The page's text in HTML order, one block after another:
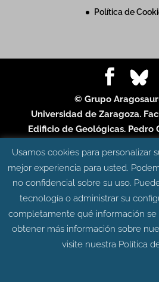
Política de
© Grupo
Universidad de Zaragoza.
Edificio de Geológicas. Pedro
Diseño web:
Usamos cookies para personalizar
mejor experiencia para usted.
no confidencial sobre su uso.
tecnología o administrar su
completamente qué información se
obtener más información sobre
visite nuestra Política